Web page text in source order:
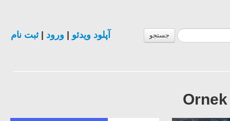
جستجو آپلود ویدئو ورود |ثبت نام